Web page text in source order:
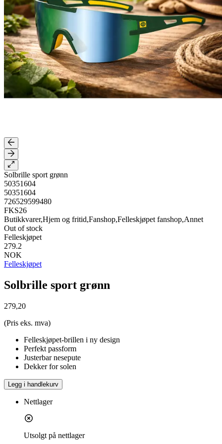
Solbrille sport grønn
50351604
50351604
726529599480
FKS26
Butikkvarer,Hjem og fritid,Fanshop,Felleskjøpet fanshop,Annet
Out of stock
Felleskjøpet
279.2
NOK
Felleskjøpet
Solbrille sport grønn
279,20
(Pris eks. mva)
Felleskjøpet-brillen i ny design
Perfekt passform
Justerbar nesepute
Dekker for solen
Legg i handlekurv
Nettlager
Utsolgt på nettlager